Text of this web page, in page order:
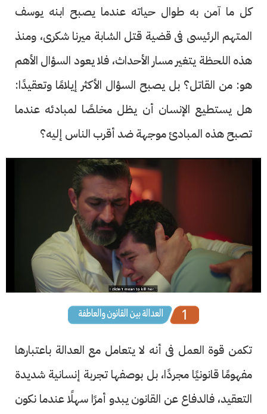
كل ما آمن به طوال حياته عندما يصبح ابنه يوسف
المتهم الرئيسى فى قضية قتل الشابة ميرنا شكرى، ومنذ
هذه اللحظة يتغير مسار الأحداث، فلا يعود السؤال الأهم
هو: من القاتل؟ بل يصبح السؤال الأكثر إيلامًا وتعقيدًا:
هل يستطيع الإنسان أن يظل مخلصًا لمبادئه عندما
تصبح هذه المبادئ موجهة ضد أقرب الناس إليه؟
تكمن قوة العمل فى أنه لا يتعامل مع العدالة باعتبارها
مفهومًا قانونيًا مجردًا، بل بوصفها تجربة إنسانية شديدة
التعقيد، فالدفاع عن القانون يبدو أمرًا سهلًا عندما نكون